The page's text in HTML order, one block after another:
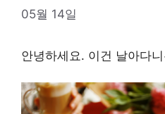
05월 14일
안녕하세요. 이건 날아다